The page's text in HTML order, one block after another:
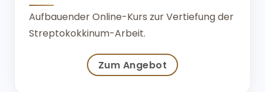
Aufbauender Online-Kurs zur Vertiefung der
Streptokokkinum-Arbeit.
Zum Angebot